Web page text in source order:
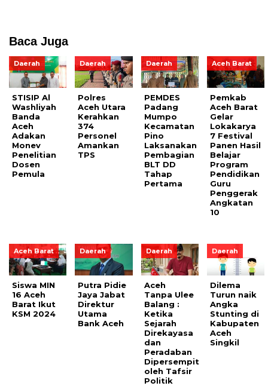
Baca Juga
Daerah
STISIP Al
Washliyah
Banda
Aceh
Adakan
Monev
Penelitian
Dosen
Pemula
Daerah
Polres
Aceh Utara
Kerahkan
374
Personel
Amankan
TPS
Daerah
PEMDES
Padang
Mumpo
Kecamatan
Pino
Laksanakan
Pembagian
BLT DD
Tahap
Pertama
Aceh Barat
Pemkab
Aceh Barat
Gelar
Lokakarya
7 Festival
Panen Hasil
Belajar
Program
Pendidikan
Guru
Penggerak
Angkatan
10
Aceh Barat
Siswa MIN
16 Aceh
Barat Ikut
KSM 2024
Daerah
Putra Pidie
Jaya Jabat
Direktur
Utama
Bank Aceh
Daerah
Aceh
Tanpa Ulee
Balang :
Ketika
Sejarah
Direkayasa
dan
Peradaban
Dipersempit
oleh Tafsir
Politik
Daerah
Dilema
Turun naik
Angka
Stunting di
Kabupaten
Aceh
Singkil